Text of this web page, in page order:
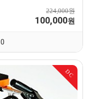
224,000원
100,000원
0
DC